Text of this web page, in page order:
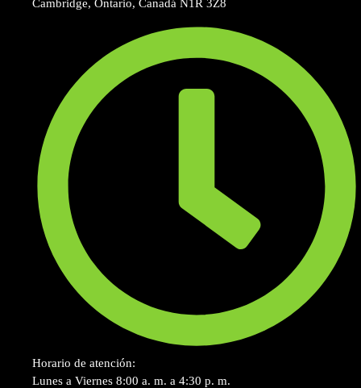
Cambridge, Ontario, Canadá N1R 3Z8
Horario de atención:
Lunes a Viernes 8:00 a. m. a 4:30 p. m.